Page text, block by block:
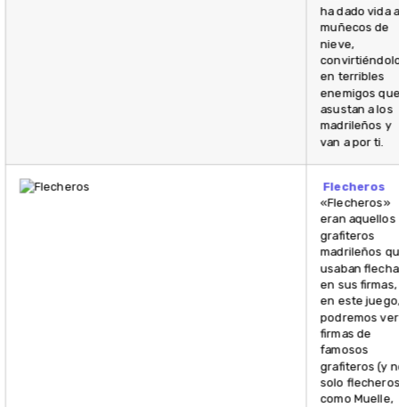
ha dado vida a
muñecos de
nieve,
en terribles
enemigos
asustan a los
madrileños y
van a por ti.
Flecheros
«Flecheros»
eran aquellos
grafiteros
madrileños
usaban
en sus firmas,
en este
podremos ver
firmas de
famosos
grafiteros (y
solo
como Muelle,